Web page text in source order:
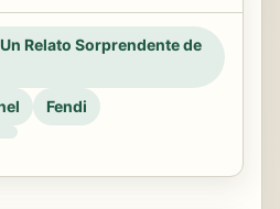
Relato Sorprendente de
Fendi